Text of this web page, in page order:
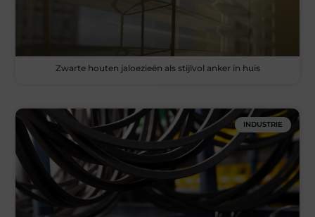
Zwarte houten jaloezieën als stijlvol anker in huis
INDUSTRIE